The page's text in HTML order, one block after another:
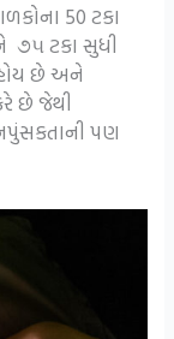
50 ટકા
૭૫ ટકા સુધી
હોય છે અને
છે જેથી
પણ